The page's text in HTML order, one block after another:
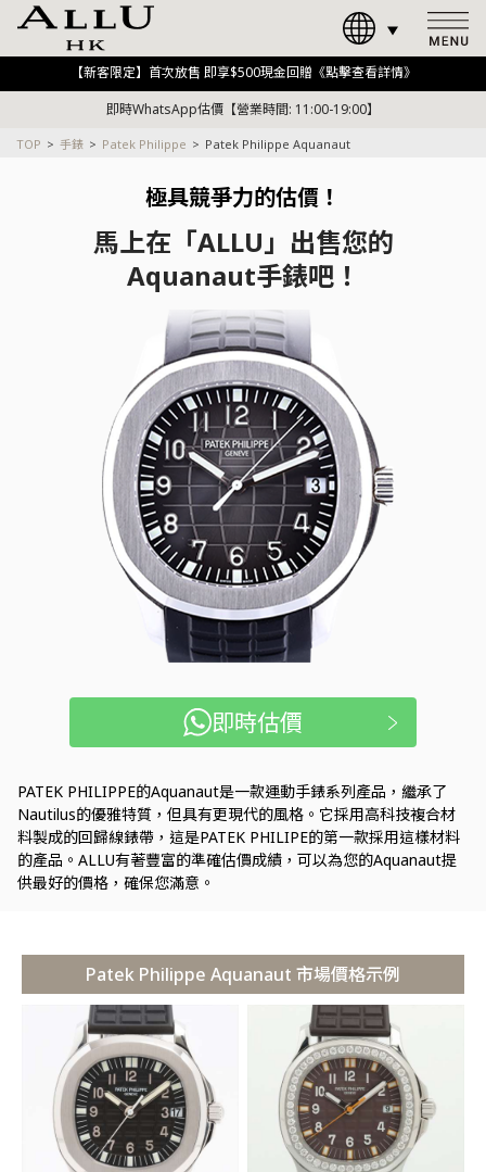
【新客限定】首次放售 即享$500現金回贈《點擊查看詳情》
即時WhatsApp估價【營業時間: 11:00-19:00】
TOP 手錶 Patek Philippe Patek Philippe Aquanaut
極具競爭力的估價！
馬上在「ALLU」出售您的
Aquanaut手錶吧！
即時估價
PATEK PHILIPPE的Aquanaut是一款運動手錶系列產品，繼承了
Nautilus的優雅特質，但具有更現代的風格。它採用高科技複合材
料製成的回歸線錶帶，這是PATEK PHILIPE的第一款採用這樣材料
的產品。ALLU有著豐富的準確估價成績，可以為您的Aquanaut提
供最好的價格，確保您滿意。
Patek Philippe Aquanaut 市場價格示例